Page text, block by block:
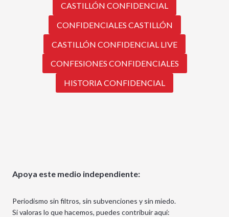
CASTILLÓN CONFIDENCIAL
CONFIDENCIALES CASTILLÓN
CASTILLÓN CONFIDENCIAL LIVE
CONFESIONES CONFIDENCIALES
HISTORIA CONFIDENCIAL
Apoya este medio independiente:
Periodismo sin filtros, sin subvenciones y sin miedo.
Si valoras lo que hacemos, puedes contribuir aquí: